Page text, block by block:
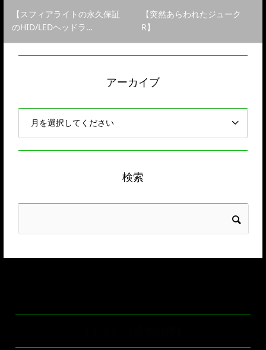
【スフィアライトの永久保証
のHID/LEDヘッドラ…
【突然あらわれたジューク
R】
アーカイブ
検索